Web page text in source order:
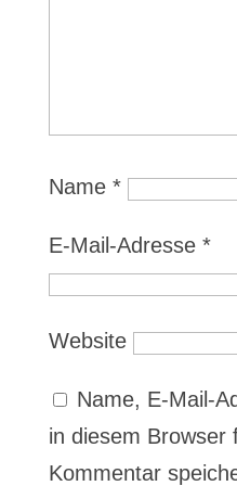
Name *
E-Mail-Adresse *
Website
Name, E-Mail-
in diesem Browser
Kommentar